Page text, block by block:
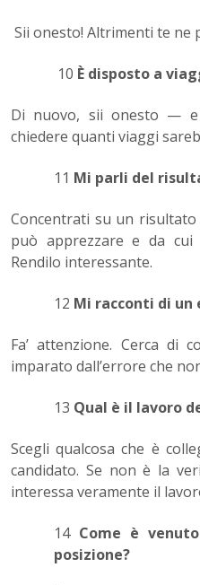
Sii onesto! Altrimenti te ne
10 È disposto a
Di nuovo, sii onesto — e
chiedere quanti viaggi
11 Mi parli del
Concentrati su un
può apprezzare e da cui
Rendilo interessante.
12 Mi racconti di un
Fa’ attenzione. Cerca di
imparato dall’errore che
13 Qual è il lavoro
Scegli qualcosa che è
candidato. Se non è la
interessa veramente il
14 Come è
posizione?